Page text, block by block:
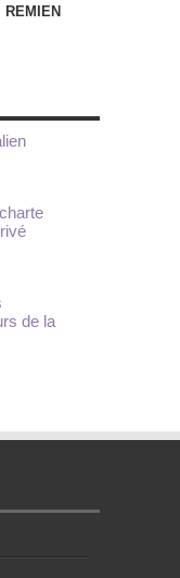
REMIEN
de la